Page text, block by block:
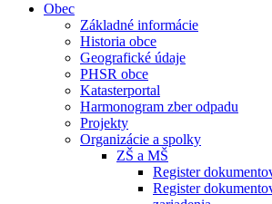
Obec
Základné informácie
Historia obce
Geografické údaje
PHSR obce
Katasterportal
Harmonogram zber odpadu
Projekty
Organizácie a spolky
ZŠ a MŠ
Register
Register